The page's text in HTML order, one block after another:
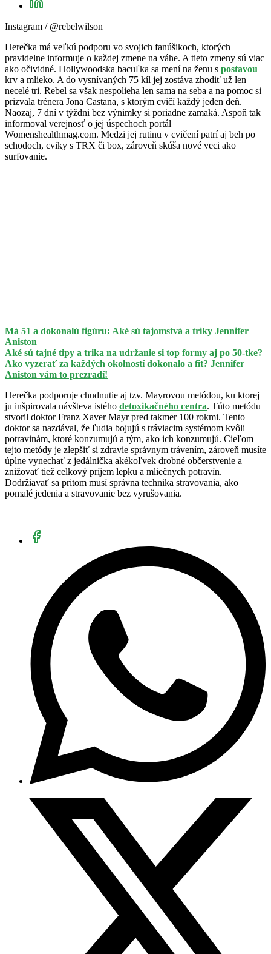
Instagram / @rebelwilson
Herečka má veľkú podporu vo svojich fanúšikoch, ktorých
pravidelne informuje o každej zmene na váhe. A tieto zmeny sú viac
ako očividné. Hollywoodska bacuľka sa mení na ženu s postavou
krv a mlieko. A do vysnívaných 75 kíl jej zostáva zhodiť už len
necelé tri. Rebel sa však nespolieha len sama na seba a na pomoc si
prizvala trénera Jona Castana, s ktorým cvičí každý jeden deň.
Naozaj, 7 dní v týždni bez výnimky si poriadne zamaká. Aspoň tak
informoval verejnosť o jej úspechoch portál
Womenshealthmag.com. Medzi jej rutinu v cvičení patrí aj beh po
schodoch, cviky s TRX či box, zároveň skúša nové veci ako
surfovanie.
Má 51 a dokonalú figúru: Aké sú tajomstvá a triky Jennifer
Aniston
Aké sú tajné tipy a trika na udržanie si top formy aj po 50-tke?
Ako vyzerať za každých okolností dokonalo a fit? Jennifer
Aniston vám to prezradí!
Herečka podporuje chudnutie aj tzv. Mayrovou metódou, ku ktorej
ju inšpirovala návšteva istého detoxikačného centra. Túto metódu
stvoril doktor Franz Xaver Mayr pred takmer 100 rokmi. Tento
doktor sa nazdával, že ľudia bojujú s tráviacim systémom kvôli
potravinám, ktoré konzumujú a tým, ako ich konzumujú. Cieľom
tejto metódy je zlepšiť si zdravie správnym trávením, zároveň musíte
úplne vynechať z jedálnička akékoľvek drobné občerstvenie a
znižovať tiež celkový príjem lepku a mliečnych potravín.
Dodržiavať sa pritom musí správna technika stravovania, ako
pomalé jedenia a stravovanie bez vyrušovania.